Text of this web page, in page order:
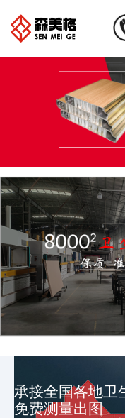
承接全国各地卫
免费测量出图